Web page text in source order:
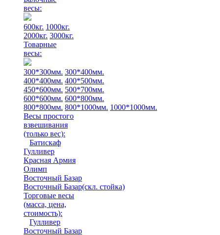
весы:
600кг. 1000кг.
2000кг. 3000кг.
Товарные
весы:
300*300мм. 300*400мм.
400*400мм. 400*500мм.
450*600мм. 500*700мм.
600*600мм. 600*800мм.
800*800мм. 800*1000мм. 1000*1000мм.
Весы простого
взвешивания
(только вес):
Батискаф
Гулливер
Красная Армия
Олимп
Восточный Базар
Восточный Базар(скл. стойка)
Торговые весы
(масса, цена,
стоимость):
Гулливер
Восточный Базар